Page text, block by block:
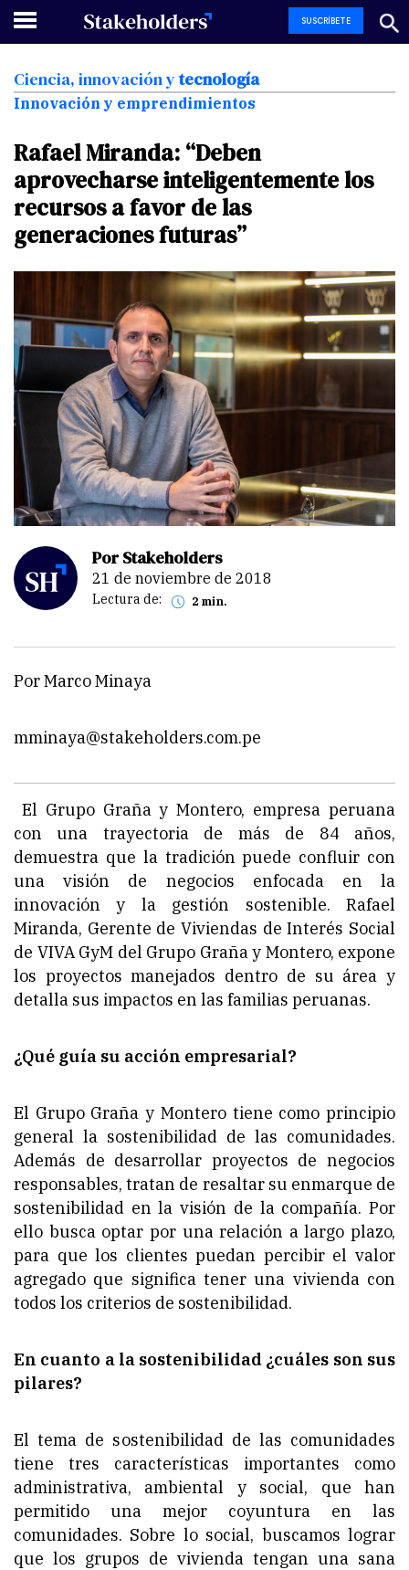
SUSCRÍBETE
Ciencia, innovacióny tecnología
Innovación y emprendimientos
RafaelMiranda: “Deben
aprovecharseinteligentementelos
recursos afavor delas
generacionesfuturas”
Por Stakeholders
21 de noviembre de 2018
Lectura de: 2 min.
Por Marco Minaya
mminaya@stakeholders.com.pe
El Grupo Graña y Montero, empresa peruana
con una trayectoria de más de 84 años,
demuestra que la tradición puede confluir con
una visión de negocios enfocada en la
innovación y la gestión sostenible. Rafael
Miranda, Gerente de Viviendas de Interés Social
de VIVA GyM del Grupo Graña y Montero, expone
los proyectos manejados dentro de su área y
detalla sus impactos en las familias peruanas.
¿Qué guía su acción empresarial?
El Grupo Graña y Montero tiene como principio
general la sostenibilidad de las comunidades.
Además de desarrollar proyectos de negocios
responsables, tratan de resaltar su enmarque de
sostenibilidad en la visión de la compañía. Por
ello busca optar por una relación a largo plazo,
para que los clientes puedan percibir el valor
agregado que significa tener una vivienda con
todos los criterios de sostenibilidad.
En cuanto a la sostenibilidad ¿cuáles son sus
pilares?
El tema de sostenibilidad de las comunidades
tiene tres características importantes como
administrativa, ambiental y social, que han
permitido una mejor coyuntura en las
comunidades. Sobre lo social, buscamos lograr
que los grupos de vivienda tengan una sana